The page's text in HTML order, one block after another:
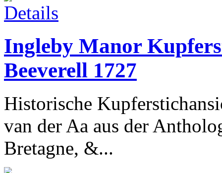
Ingleby Manor
Beeverell 1727
Historische
van der Aa aus der
Bretagne, &...